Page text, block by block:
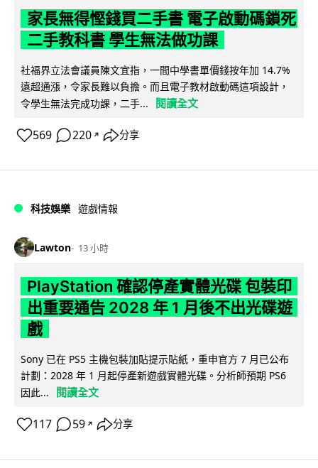
家長無得慳錢買二手書 電子啟動碼鎖死
二手教科書 學生無法做功課
社福界立法會議員陳文宜指，一間中學書單價錢按年加 14.7%
遠超通漲，令家長難以負擔。而且電子教材啟動碼這項設計，
令學生無法完成功課，二手...
閱讀全文
569 220 ↗ 分享
科技娛樂 遊戲情報
Lawton 13 小時
PlayStation 確認停產實體光碟 包裝印
出重要通告 2028 年 1 月後不出光碟遊
戲
Sony 已在 PS5 主機包裝加貼提示貼紙，重申官方 7 月已公布
計劃：2028 年 1 月起停產新遊戲實體光碟。分析師預期 PS6
因此...
閱讀全文
117 59 ↗ 分享